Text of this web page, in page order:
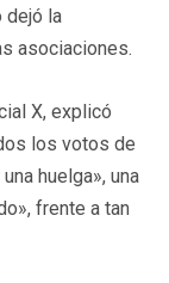
dejó la
asociaciones.
X, explicó
los votos de
huelga», una
frente a tan